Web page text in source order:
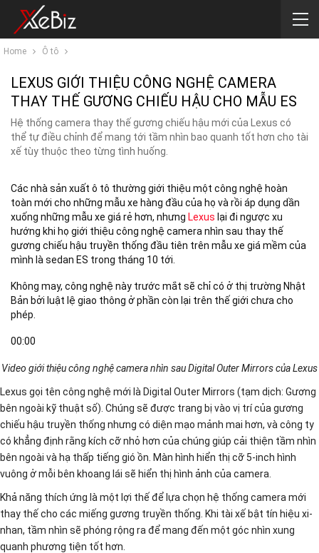
Home Ô tô
LEXUS GIỚI THIỆU CÔNG NGHỆ CAMERA
THAY THẾ GƯƠNG CHIẾU HẬU CHO MẪU ES
Hệ thống camera thay thế gương chiếu hậu mới của Lexus có
thể tự điều chỉnh để mang tới tầm nhìn bao quanh tốt hơn cho tài
xế tùy thuộc theo từng tình huống.
Các nhà sản xuất ô tô thường giới thiệu một công nghệ hoàn
toàn mới cho những mẫu xe hàng đầu của họ và rồi áp dụng dần
xuống những mẫu xe giá rẻ hơn, nhưng Lexus lại đi ngược xu
hướng khi họ giới thiệu công nghệ camera nhìn sau thay thế
gương chiếu hậu truyền thống đầu tiên trên mẫu xe giá mềm của
mình là sedan ES trong tháng 10 tới.
Không may, công nghệ này trước mắt sẽ chỉ có ở thị trường Nhật
Bản bởi luật lệ giao thông ở phần còn lại trên thế giới chưa cho
phép.
00:00
Video giới thiệu công nghệ camera nhìn sau Digital Outer Mirrors của Lexus
Lexus gọi tên công nghệ mới là Digital Outer Mirrors (tạm dịch: Gương
bên ngoài kỹ thuật số). Chúng sẽ được trang bị vào vị trí của gương
chiếu hậu truyền thống nhưng có diện mạo mảnh mai hơn, và công ty
có khẳng định rằng kích cỡ nhỏ hơn của chúng giúp cải thiện tầm nhìn
bên ngoài và hạ thấp tiếng gió ồn. Màn hình hiển thị cỡ 5-inch hình
vuông ở mỗi bên khoang lái sẽ hiển thị hình ảnh của camera.
Khả năng thích ứng là một lợi thế để lựa chọn hệ thống camera mới
thay thế cho các miếng gương truyền thống. Khi tài xế bật tín hiệu xi-
nhan, tầm nhìn sẽ phóng rộng ra để mang đến một góc nhìn xung
quanh phương tiện tốt hơn.